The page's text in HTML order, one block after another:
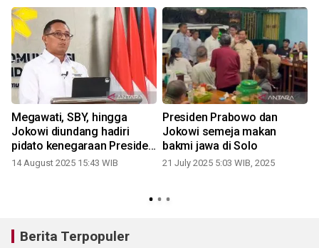
Megawati, SBY, hingga
Jokowi diundang hadiri
pidato kenegaraan Presiden
Prabowo
14 August 2025 15:43 WIB
Presiden Prabowo dan
Jokowi semeja makan
bakmi jawa di Solo
21 July 2025 5:03 WIB, 2025
Berita Terpopuler